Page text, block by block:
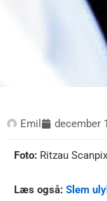
Emil december
Foto: Ritzau Scanpix
Læs også: Slem